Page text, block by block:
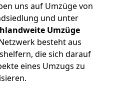
uns auf Umzüge von
und unter
Umzüge
besteht aus
die sich darauf
eines Umzugs zu